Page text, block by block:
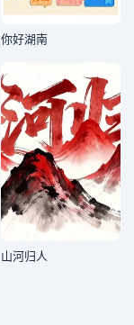
你好湖南
山河归人